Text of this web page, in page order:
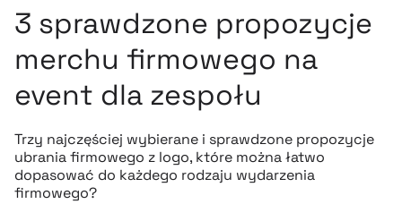
3 sprawdzone propozycje
merchu firmowego na
event dla zespołu
Trzy najczęściej wybierane i sprawdzone propozycje
ubrania firmowego z logo, które można łatwo
dopasować do każdego rodzaju wydarzenia
firmowego?